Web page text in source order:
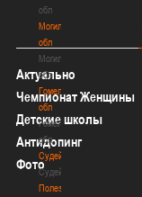
обл
Могилевская
обл
Могилевская
обл
Гомельская
обл
Гомельская
обл
Судейство
Судейство
Полезные
Актуально
Чемпионат Женщины
Детские школы
Антидопинг
Фото